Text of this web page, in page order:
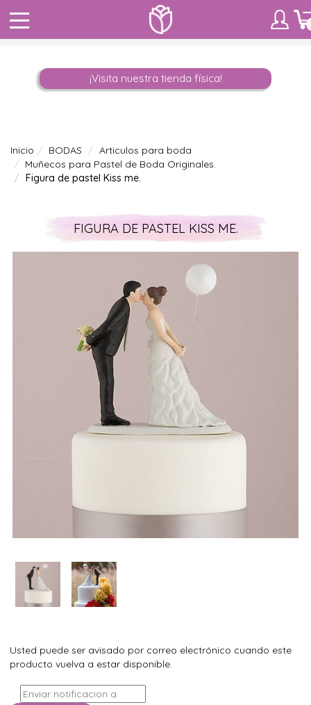
¡Visita nuestra tienda física!
Inicio BODAS
Articulos para boda
Muñecos para Pastel de Boda Originales.
Figura de pastel Kiss me.
FIGURA DE PASTEL KISS ME.
Usted puede ser avisado por correo electrónico cuando este
producto vuelva a estar disponible.